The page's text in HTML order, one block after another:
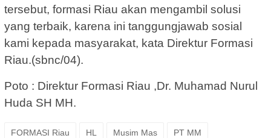
tersebut, formasi Riau akan mengambil solusi
yang terbaik, karena ini tanggungjawab sosial
kami kepada masyarakat, kata Direktur Formasi
Riau.(sbnc/04).
Poto : Direktur Formasi Riau ,Dr. Muhamad Nurul
Huda SH MH.
FORMASI Riau HL Musim Mas PT MM